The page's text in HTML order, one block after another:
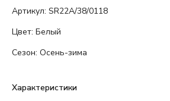
Артикул: SR22A/38/0118
Цвет: Белый
Сезон: Осень-зима
Характеристики